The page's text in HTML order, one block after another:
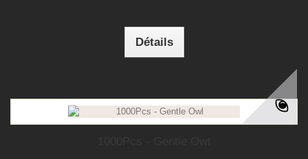
Détails